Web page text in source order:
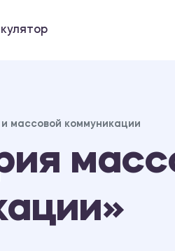
массовой коммуникации